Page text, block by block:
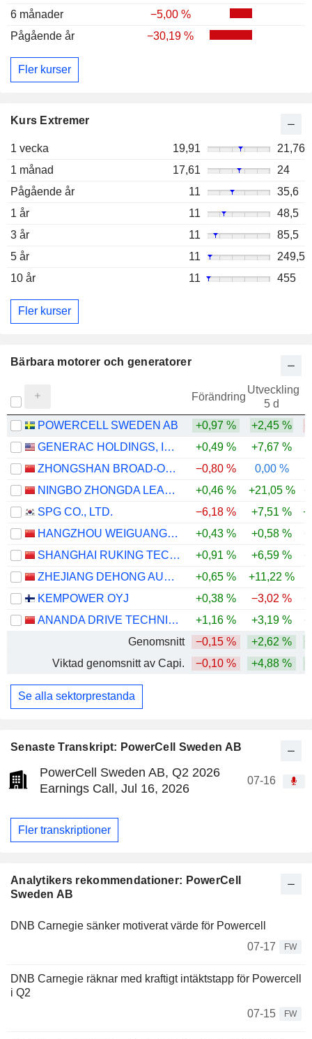
Senaste Transkript: PowerCell Sweden AB
PowerCell Sweden AB, Q2 2026
Earnings Call, Jul 16, 2026
07-16
Fler transkriptioner
Analytikers rekommendationer: PowerCell
Sweden AB
DNB Carnegie sänker motiverat värde för Powercell
07-17
FW
DNB Carnegie räknar med kraftigt intäktstapp för Powercell
i Q2
07-15
FW
6 månader
−5,00 %
Pågående år
−30,19 %
Fler kurser
Kurs Extremer
1 vecka 19,91
21,76
1 månad
17,61
24
Pågående år
11
35,6
1 år
11
48,5
3 år
11
85,5
5 år
11
249,5
10 år
11 455
Fler kurser
Bärbara motorer och generatorer
Förändring
Utveckling
5 d
POWERCELL SWEDEN AB +0,97 % +2,45 %
GENERAC HOLDINGS, INC.
+0,49 % +7,67 %
ZHONGSHAN BROAD-OCEAN MOTOR CO., LTD.
−0,80 % 0,00 %
NINGBO ZHONGDA LEADER INTELLIGENT TRANSMISSION CO., LTD.
+0,46 % +21,05 %
SPG CO., LTD.
−6,18 % +7,51 %
HANGZHOU WEIGUANG ELECTRONIC CO.,LTD.
+0,43 % +0,58 %
SHANGHAI RUKING TECHNOLOGIES CO., LTD.
+0,91 % +6,59 %
ZHEJIANG DEHONG AUTOMOTIVE ELECTRONIC & ELECTRICAL CO., LTD.
+0,65 % +11,22 %
KEMPOWER OYJ
+0,38 % −3,02 %
ANANDA DRIVE TECHNIQUES(SHANGHAI)CO., LTD.
+1,16 % +3,19 %
Genomsnitt
−0,15 % +2,62 %
Viktad genomsnitt av Capi.
−0,10 % +4,88 %
Se alla sektorprestanda